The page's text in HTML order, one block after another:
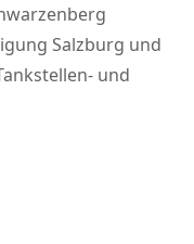
Salzburg und
und